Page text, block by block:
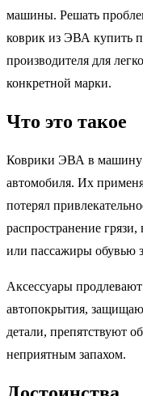
машины. Решать
коврик из ЭВА купить
производителя для
конкретной марки.
Что это такое
Коврики ЭВА в машину
автомобиля. Их
потерял
распространение
или пассажиры обувью
Аксессуары
автопокрытия,
детали, препятствуют
неприятным запахом.